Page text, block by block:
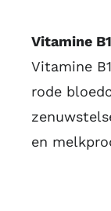
Vitamine
Vitamine
rode
en